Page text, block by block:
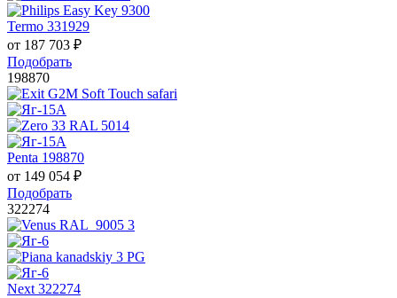
Termo 331929
от 187 703 ₽
Подобрать
198870
Penta 198870
от 149 054 ₽
Подобрать
322274
Next 322274